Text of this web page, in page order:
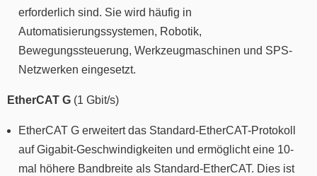
erforderlich sind. Sie wird häufig in
Automatisierungssystemen, Robotik,
Bewegungssteuerung, Werkzeugmaschinen und SPS-
Netzwerken eingesetzt.
EtherCAT G (1 Gbit/s)
EtherCAT G erweitert das Standard-EtherCAT-Protokoll
auf Gigabit-Geschwindigkeiten und ermöglicht eine 10-
mal höhere Bandbreite als Standard-EtherCAT. Dies ist